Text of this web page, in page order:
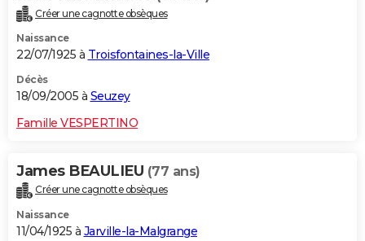
Créer une cagnotte obsèques
Naissance
22/07/1925 à Troisfontaines-la-Ville
Décès
18/09/2005 à Seuzey
Famille VESPERTINO
James BEAULIEU (77 ans)
Créer une cagnotte obsèques
Naissance
11/04/1925 à Jarville-la-Malgrange